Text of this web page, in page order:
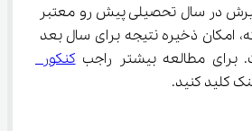
در سال تحصیلی پیش رو معتبر
امکان ذخیره نتیجه برای سال بعد
برای مطالعه بیشتر راجب کنکور
کلید کنید.